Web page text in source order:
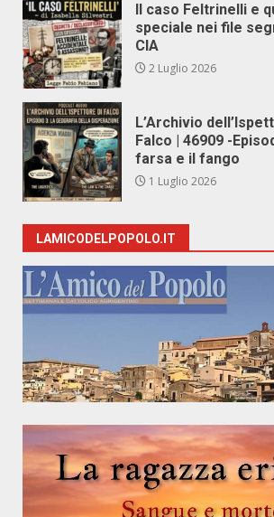
Il caso Feltrinelli e
speciale nei file
CIA
2 Luglio 2026
L’Archivio
Falco | 46909 -
farsa e il fango
1 Luglio 2026
LAMICODELPOPOLO.IT